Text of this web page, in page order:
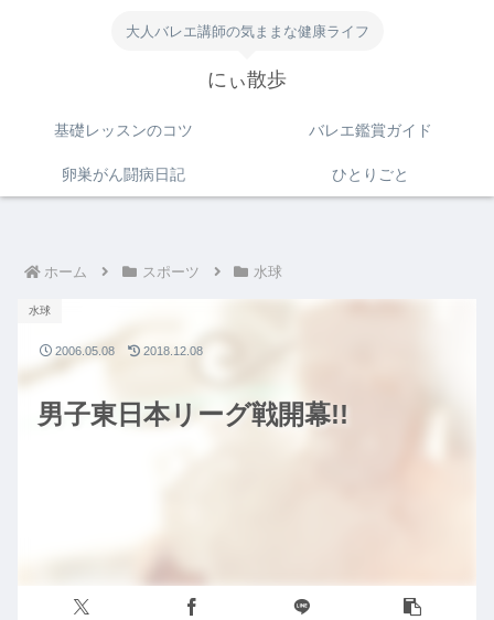
大人バレエ講師の気ままな健康ライフ
にぃ散歩
基礎レッスンのコツ バレエ鑑賞ガイド
卵巣がん闘病日記 ひとりごと
ホーム スポーツ 水球
男子東日本リーグ戦開幕!!
水球
2006.05.08 2018.12.08